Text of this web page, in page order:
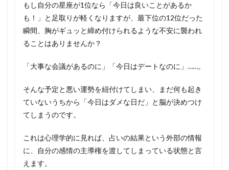
もし自分の星座が1位なら「今日は良いことがあるか
も！」と足取りが軽くなりますが、最下位の12位だった
瞬間、胸がギュッと締め付けられるような不安に襲われ
ることはありませんか？
「大事な会議があるのに」「今日はデートなのに」……。
そんな予定と悪い運勢を紐付けてしまい、まだ何も起き
ていないうちから「今日はダメな日だ」と脳が決めつけ
てしまうのです。
これは心理学的に見れば、占いの結果という外部の情報
に、自分の感情の主導権を渡してしまっている状態と言
えます。